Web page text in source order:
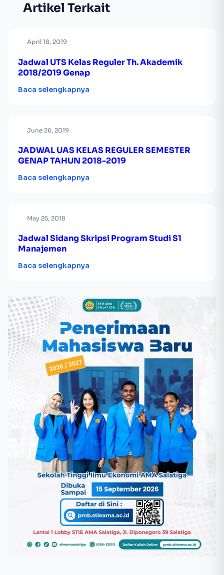
Artikel Terkait
April 18, 2019
Jadwal UTS Kelas Reguler Th. Akademik
2018/2019 Genap
Baca selengkapnya
June 26, 2019
JADWAL UAS KELAS REGULER SEMESTER
GENAP TAHUN 2018-2019
Baca selengkapnya
May 25, 2018
Jadwal Sidang Skripsi Program Studi S1
Manajemen
Baca selengkapnya